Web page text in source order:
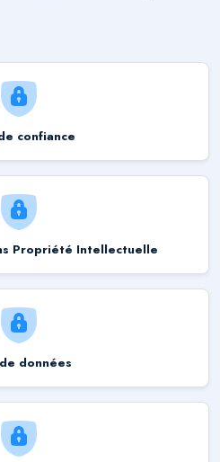
confiance
Propriété Intellectuelle
données